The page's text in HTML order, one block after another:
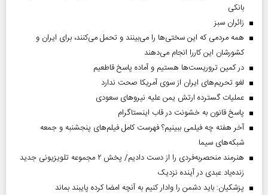
بانکی
‌زائران سبز
همه مردمی که این سختی‌ها را می‌بینند و تحمل می‌کنند، برای ایران و
کشورشان این کاررا انجام می‌دهند
در کمین تروریست‌ها هستیم و آماده پاسخ قاطعیم
لغو تحریم‌های ایران از سوی آمریکا صحت ندارد
عملیات گسترده ارتش یمن علیه نیروهای سعودی
پاسخ قانون به خشونت در قاب اینستاگرام
آخر هفته چه فیلمی ببینیم؟ فهرست کامل فیلم‌های پنجشنبه و جمعه
شبکه‌های سیما
هنرمند منحصر‌به‌فردی را از دست دادیم/ پخش ۲ مجموعه تلویزیونی جدید
زنده‌یاد عبدی در آینده نزدیک
پزشکیان: باید دشمن را وادار کنیم به آنچه امضا کرده پایبند بماند